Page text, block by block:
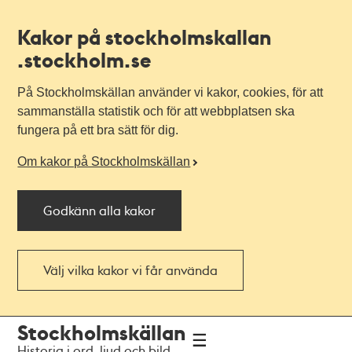
Kakor på stockholmskallan
.stockholm.se
På Stockholmskällan använder vi kakor, cookies, för att
sammanställa statistik och för att webbplatsen ska
fungera på ett bra sätt för dig.
Om kakor på Stockholmskällan
Godkänn alla kakor
Välj vilka kakor vi får använda
navigationen
huvudinnehållet
Stockholmskällan